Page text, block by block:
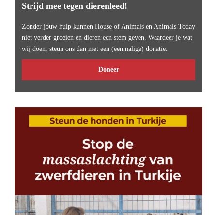
Strijd mee tegen dierenleed!
Zonder jouw hulp kunnen House of Animals en Animals Today
niet verder groeien en dieren een stem geven. Waardeer je wat
wij doen, steun ons dan met een (eenmalige) donatie.
Doneer